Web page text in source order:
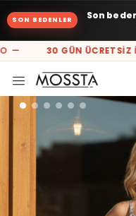
SON BEDENLER
Son
— 30 GÜN ÜCRETSİZ